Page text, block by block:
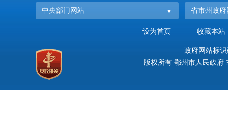
中央部门网站 省市州政府
设为首页 收藏本站
政府网站标
版权所有 鄂州市人民政府